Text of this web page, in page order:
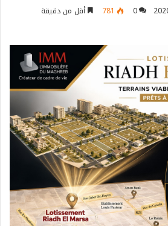
0
781 أقل من دقيقة